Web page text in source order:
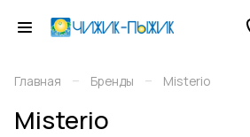
Главная – Бренды – Misterio
Misterio